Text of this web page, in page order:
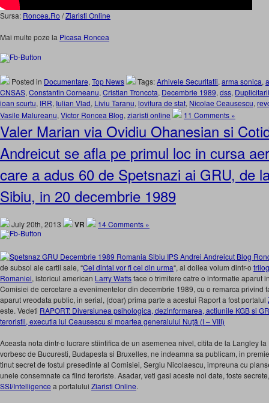
Sursa: Roncea.Ro /Ziaristi Online
Mai multe poze la Picasa Roncea
Posted in Documentare, Top News Tags:Arhivele Securitatii, arma sonica,
CNSAS, Constantin Corneanu, Cristian Troncota, Decembrie 1989, dss, Duplicitarii
ioan scurtu, IRR, Iulian Vlad, Liviu Taranu, lovitura de stat, Nicolae Ceausescu,
Vasile Malureanu, Victor Roncea Blog, ziaristi online 11 Comments »
Valer Marian via Ovidiu Ohanesian si
Andreicut se afla pe primul loc in cursa
care a adus 60 de Spetsnazi ai GRU, de
Sibiu, in 20 decembrie 1989
July 20th, 2013 VR 14 Comments »
de subsol ale cartii sale, “Cei dintai vor fi cei din urma“, al doilea volum dintr-o
Romaniei, istoricul american Larry Wattsface o trimitere catre o informatie aparut
Comisiei de cercetare a evenimentelor din decembrie 1989, cu o remarca privind
aparut vreodata public, in serial, (doar) prima parte a acestui Raport a fost portalul
este. Vedeti RAPORT: Diversiunea psihologica, dezinformarea, actiunile KGB si
teroristii, executia lui Ceausescu si moartea generalului Nuţă (I – VIII)
Aceasta nota dintr-o lucrare stiintifica de un asemenea nivel, citita de la Langley
vorbesc de Bucuresti, Budapesta si Bruxelles, ne indeamna sa publicam, in
tinut secret de fostul presedinte al Comisiei, Sergiu Nicolaescu, impreuna cu
unele consemnate ca fiind teroriste. Asadar, veti gasi aceste noi date, foste
SSI/Intelligence a portalului Ziaristi Online.